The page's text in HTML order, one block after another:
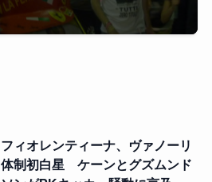
フィオレンティーナ、ヴァノーリ
体制初白星 ケーンとグズムンド